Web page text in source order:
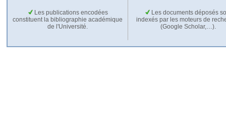
Les publications encodées
constituent la bibliographie académique
de l'Université.
Les documents déposés
indexés par les moteurs de
(Google Scholar,…).